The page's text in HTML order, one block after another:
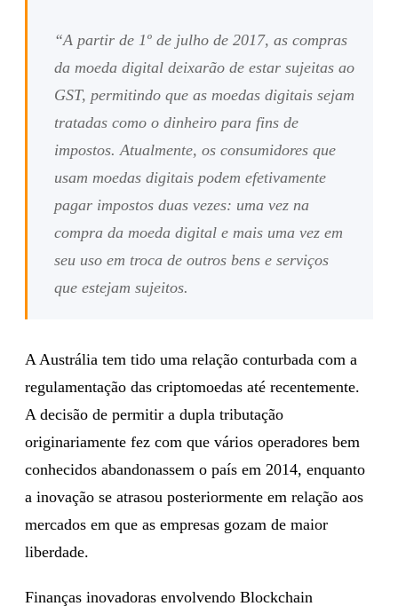
“A partir de 1º de julho de 2017, as compras
da moeda digital deixarão de estar sujeitas ao
GST, permitindo que as moedas digitais sejam
tratadas como o dinheiro para fins de
impostos. Atualmente, os consumidores que
usam moedas digitais podem efetivamente
pagar impostos duas vezes: uma vez na
compra da moeda digital e mais uma vez em
seu uso em troca de outros bens e serviços
que estejam sujeitos.
A Austrália tem tido uma relação conturbada com a
regulamentação das criptomoedas até recentemente.
A decisão de permitir a dupla tributação
originariamente fez com que vários operadores bem
conhecidos abandonassem o país em 2014, enquanto
a inovação se atrasou posteriormente em relação aos
mercados em que as empresas gozam de maior
liberdade.
Finanças inovadoras envolvendo Blockchain